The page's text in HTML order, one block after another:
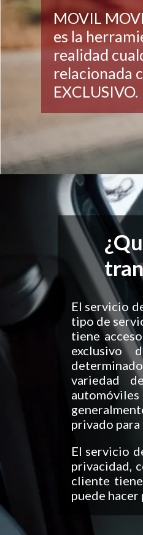
MOVIL
es la
realidad
relacionada
EXCLUSIVO.
El servicio
tipo de
tiene
exclusivo
variedad
privado
El servicio
privacidad,
cliente
puede hacer